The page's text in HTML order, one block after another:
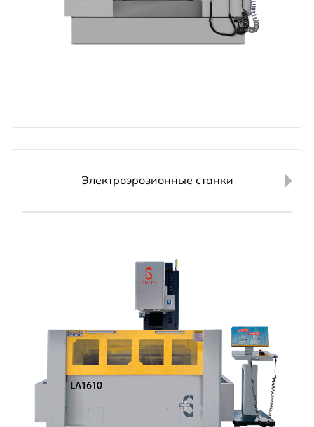
Электроэрозионные станки